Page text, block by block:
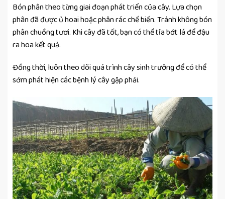
Bón phân theo từng giai đoạn phát triển của cây. Lựa chọn
phân đã được ủ hoai hoặc phân rác chế biến. Tránh không bón
phân chuồng tươi. Khi cây đã tốt, bạn có thể tỉa bớt lá để đậu
ra hoa kết quả.
Đồng thời, luôn theo dõi quá trình cây sinh trưởng để có thể
sớm phát hiện các bệnh lý cây gặp phải.